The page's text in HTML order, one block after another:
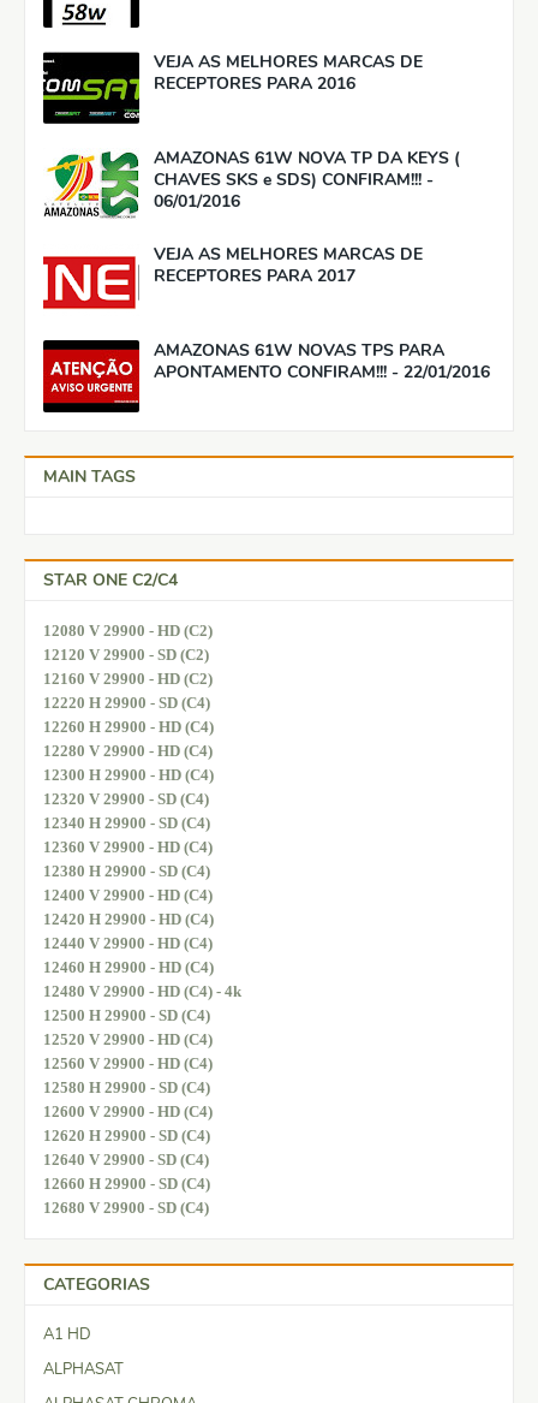
VEJA AS MELHORES MARCAS DE
RECEPTORES PARA 2016
AMAZONAS 61W NOVA TP DA KEYS (
CHAVES SKS e SDS) CONFIRAM!!! -
06/01/2016
VEJA AS MELHORES MARCAS DE
RECEPTORES PARA 2017
AMAZONAS 61W NOVAS TPS PARA
APONTAMENTO CONFIRAM!!! - 22/01/2016
MAIN TAGS
STAR ONE C2/C4
12080 V 29900 - HD (C2)
12120 V 29900 - SD (C2)
12160 V 29900 - HD (C2)
12220 H 29900 - SD (C4)
12260 H 29900 - HD (C4)
12280 V 29900 - HD (C4)
12300 H 29900 - HD (C4)
12320 V 29900 - SD (C4)
12340 H 29900 - SD (C4)
12360 V 29900 - HD (C4)
12380 H 29900 - SD (C4)
12400 V 29900 - HD (C4)
12420 H 29900 - HD (C4)
12440 V 29900 - HD (C4)
12460 H 29900 - HD (C4)
12480 V 29900 - HD (C4) - 4k
12500 H 29900 - SD (C4)
12520 V 29900 - HD (C4)
12560 V 29900 - HD (C4)
12580 H 29900 - SD (C4)
12600 V 29900 - HD (C4)
12620 H 29900 - SD (C4)
12640 V 29900 - SD (C4)
12660 H 29900 - SD (C4)
12680 V 29900 - SD (C4)
CATEGORIAS
A1 HD
ALPHASAT